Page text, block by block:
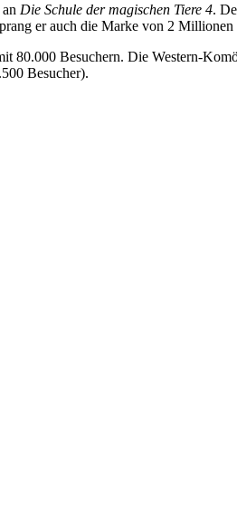
Die Schule der magischen Tiere 4.
er auch die Marke von 2 Millionen
80.000 Besuchern. Die Western-
Besucher).